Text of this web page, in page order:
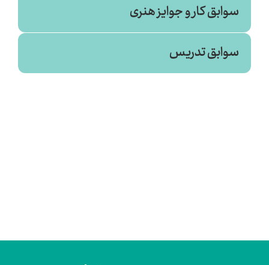
سوابق کار و جوایز هنری
سوابق تدریس